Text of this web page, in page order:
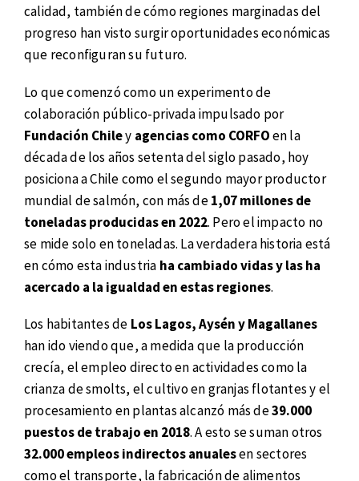
calidad, también de cómo regiones marginadas del
progreso han visto surgir oportunidades económicas
que reconfiguran su futuro.
Lo que comenzó como un experimento de
colaboración público-privada impulsado por
Fundación Chiley agencias como CORFOen la
década de los años setenta del siglo pasado, hoy
posiciona a Chile como el segundo mayor productor
mundial de salmón, con más de1,07 millones de
toneladas producidas en 2022. Pero el impacto no
se mide solo en toneladas. La verdadera historia está
en cómo esta industria ha cambiado vidas y las ha
acercado a la igualdad en estas regiones.
Los habitantes de Los Lagos, Aysén y Magallanes
han ido viendo que, a medida que la producción
crecía, el empleo directo en actividades como la
crianza de smolts, el cultivo en granjas flotantes y el
procesamiento en plantas alcanzó más de39.000
puestos de trabajo en 2018. A esto se suman otros
32.000 empleos indirectos anualesen sectores
como el transporte, la fabricación de alimentos